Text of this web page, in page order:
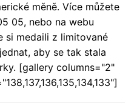
měně. Více můžete
05, nebo na webu
si medaili z limitované
aby se tak stala
[gallery columns="2"